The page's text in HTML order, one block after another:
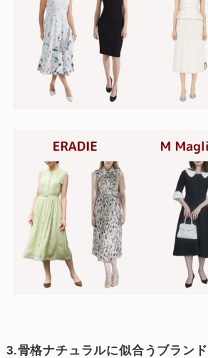
3.骨格ナチュラルに似合うブラン